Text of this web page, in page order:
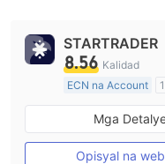
STARTRADER
8.56 Kalidad
ECN na Account
Kinokontrol sa
Paggawa ng
Pangunahing label
Mga
Opisyal na